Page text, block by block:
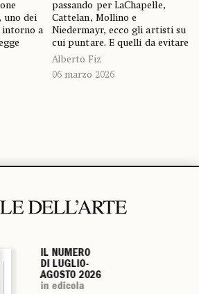
uno dei
a
passando per LaChapelle,
Cattelan, Mollino e
Niedermayr, ecco gli artisti su
cui puntare. E quelli da evitare
Alberto Fiz
06 marzo 2026
IL NUMERO
DI LUGLIO-
AGOSTO 2026
in edicola
IL NUMERO
DI LUGLIO-
AGOSTO 2026
in edicola
IL NUMERO
DI LUGLIO-
AGOSTO 2026
in edicola
IL NUMERO
DI LUGLIO-
AGOSTO 2026
in edicola